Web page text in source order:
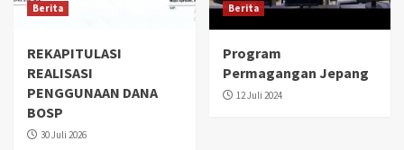
Berita
REKAPITULASI
REALISASI
PENGGUNAAN DANA
BOSP
30 Juli 2026
Berita
Program
Permagangan Jepang
12 Juli 2024